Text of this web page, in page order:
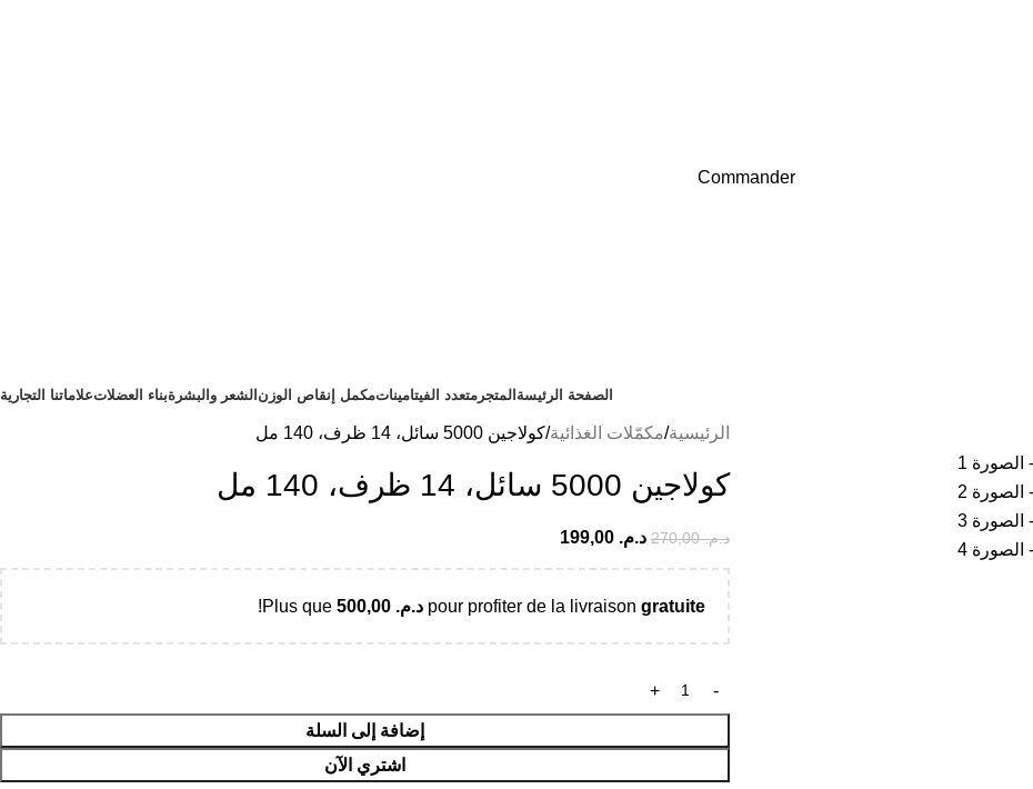
Commander
الصفحة الرئيسة المتجر متعدد الفيتاميناتمكمل إنقاص الوزن الشعر والبشرةبناء العضلاتعلاماتنا التجارية
الرئيسية مكمّلات الغذائية كولاجين 5000 سائل، 14 ظرف، 140 مل
كولاجين 5000 سائل، 14 ظرف، 140 مل
د.م.270,00 د.م.
Plus que د.م. pour profiter de la livraison gratuite
!
إضافة إلى السلة
اشتري الآن